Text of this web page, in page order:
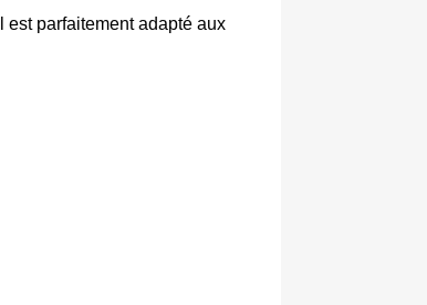
est parfaitement adapté aux